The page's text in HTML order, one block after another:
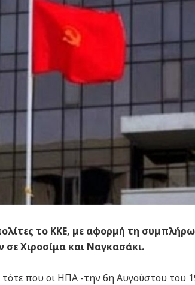
το ΚΚΕ, με αφορμή τη
Χιροσίμα και Ναγκασάκι.
που οι ΗΠΑ -την 6η Αυγούστου του